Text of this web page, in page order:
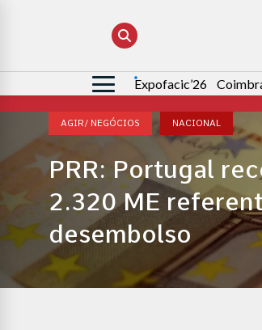
Pesquisar
por:
Expofacic’26
AGIR/ NEGÓCIOS NACIONAL
PRR: Portugal
2.320 ME
desembolso